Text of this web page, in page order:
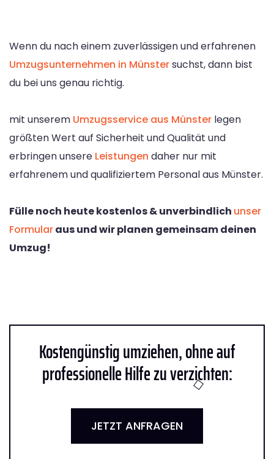
Wenn du nach einem zuverlässigen und erfahrenen
Umzugsunternehmen in Münstersuchst, dann bist
du bei uns genau richtig.
mit unserem Umzugsservice aus Münster legen
größten Wert auf Sicherheit und Qualität und
erbringen unsere Leistungen daher nur mit
erfahrenem und qualifiziertem Personal aus Münster.
Fülle noch heute kostenlos & unverbindlich unser
Formularaus und wir planen gemeinsam deinen
Umzug!
Kostengünstig umziehen, ohne auf
professionelle Hilfe zu verzichten:
JETZT ANFRAGEN